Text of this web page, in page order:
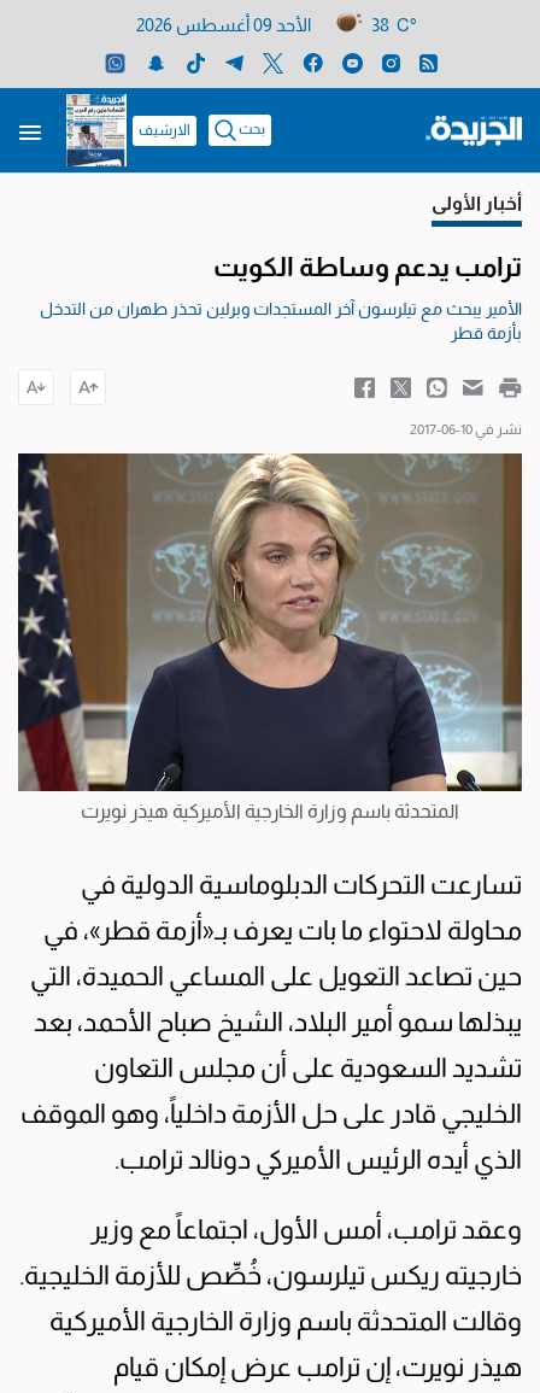
38 C° الأحد 09 أغسطس 2026
بحث الارشيف
أخبار الأولى
ترامب يدعم وساطة الكويت
الأمير يبحث مع تيلرسون آخر المستجدات وبرلين تحذر طهران من التدخل
بأزمة قطر
نشر في 10-06-2017
المتحدثة باسم وزارة الخارجية الأميركية هيذر نويرت
تسارعت التحركات الدبلوماسية الدولية في
محاولة لاحتواء ما بات يعرف بـ«أزمة قطر»، في
حين تصاعد التعويل على المساعي الحميدة، التي
يبذلها سمو أمير البلاد، الشيخ صباح الأحمد، بعد
تشديد السعودية على أن مجلس التعاون
الخليجي قادر على حل الأزمة داخلياً، وهو الموقف
الذي أيده الرئيس الأميركي دونالد ترامب.
وعقد ترامب، أمس الأول، اجتماعاً مع وزير
خارجيته ريكس تيلرسون، خُصِّص للأزمة الخليجية.
وقالت المتحدثة باسم وزارة الخارجية الأميركية
هيذر نويرت، إن ترامب عرض إمكان قيام